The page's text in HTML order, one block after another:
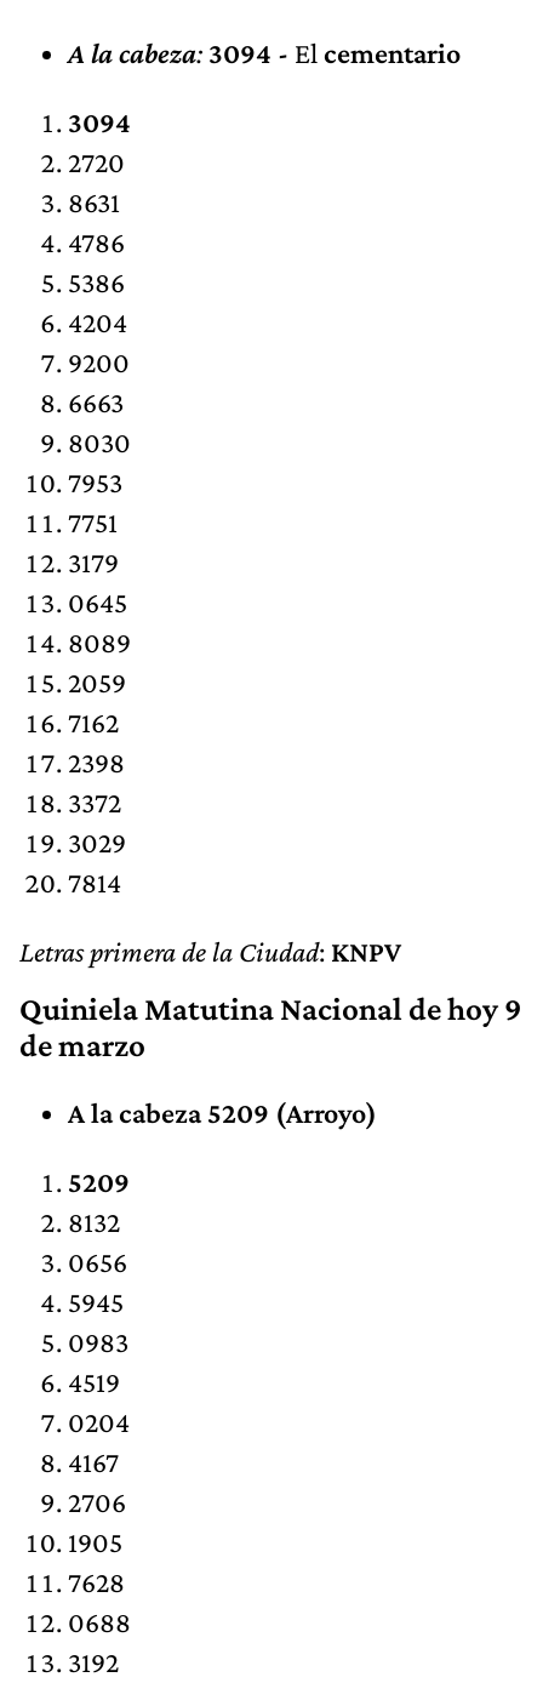
A la cabeza: 3094 - El cementario
3094
2720
8631
4786
5386
4204
9200
6663
8030
7953
7751
3179
0645
8089
2059
7162
2398
3372
3029
7814
Letras primera de la Ciudad: KNPV
Quiniela Matutina Nacional de hoy 9
de marzo
A la cabeza 5209 (Arroyo)
5209
8132
0656
5945
0983
4519
0204
4167
2706
1905
7628
0688
3192